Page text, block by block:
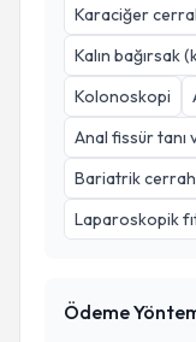
Karaciğer
Kalın bağırsak
Kolonoskopi
Anal fissür tanı
Bariatrik
Laparoskopik
Ödeme